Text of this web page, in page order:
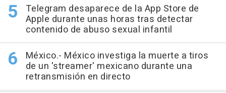
Telegram desaparece de la App Store de
Apple durante unas horas tras detectar
contenido de abuso sexual infantil
México.- México investiga la muerte a tiros
de un 'streamer' mexicano durante una
retransmisión en directo